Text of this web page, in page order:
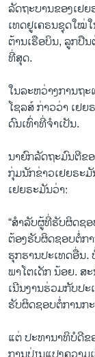
ລັດຖະບານຂອງເຢ
ເທດຢູເຄຣນຊຸດໃໝ່
ຕ້ານເຮືອບິນ, ລູກປື
ທີ່ສຸດ.
ໃນລະຫວ່າງການຖ
ໂຊລສ໌ ກ່າວວ່າ ເຢ
ດົນເທົ່າທີ່ຈໍາເປັນ.
ນາຍົກລັດຖະມົນຕີຂ
ກຸ່ມ​ນັກ​ຂ່າວ​ເຢຍ​ຣະ​
ເຢຍຣະມັນວ່າ:
“ສໍາລັບຜູ້ທີ່ຮັບຜິດຊ
ຕ້ອງຮັບຜິດຊອບຕໍ່ກ
ຮຸກຮານປະເທດອື່ນ.
ພາໂຕເດັກ ນ້ອຍ. ສ
ເນີນງານຮ່ວມກັບປ
ຮັບຜິດຊອບຕໍ່ການກ
ແຕ່ ປະທານາທິບໍດີຂ